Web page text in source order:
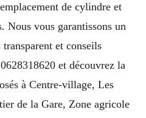
de cylindre et
Nous vous garantissons un
et conseils
et découvrez la
à Centre-village, Les
de la Gare, Zone agricole